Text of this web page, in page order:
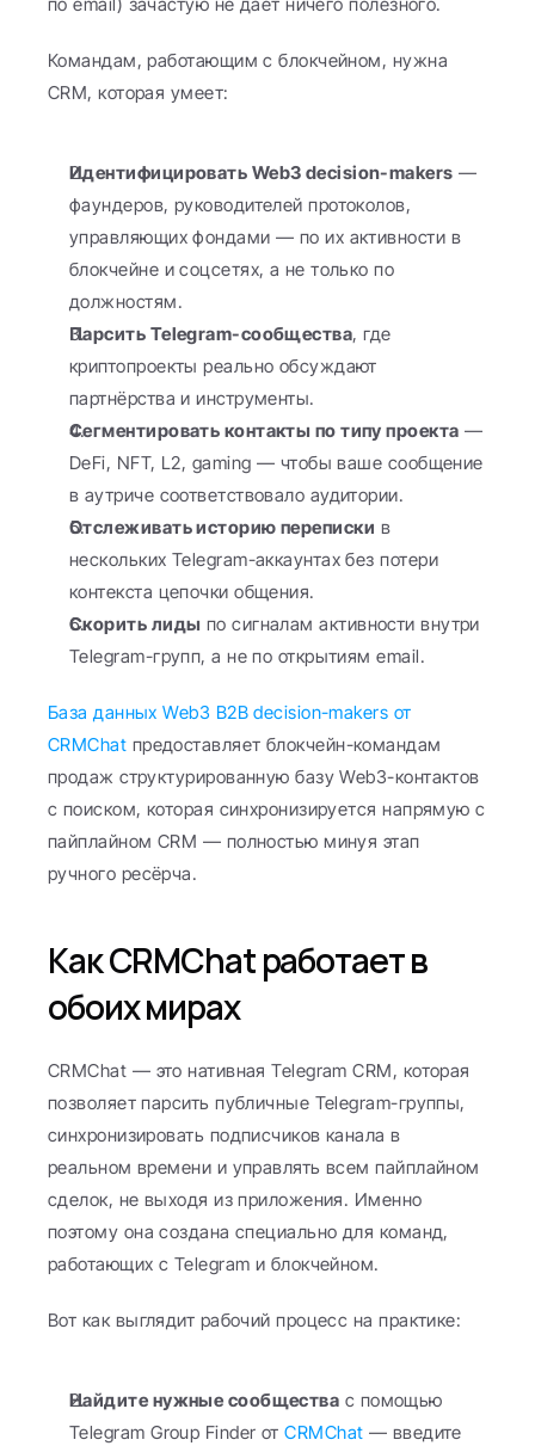
Командам, работающим с блокчейном, нужна
CRM, которая умеет:
Идентифицировать Web3 decision-makers —
фаундеров, руководителей протоколов,
управляющих фондами — по их активности в
блокчейне и соцсетях, а не только по
должностям.
Парсить Telegram-сообщества, где
криптопроекты реально обсуждают
партнёрства и инструменты.
Сегментировать контакты по типу проекта —
DeFi, NFT, L2, gaming — чтобы ваше сообщение
в аутриче соответствовало аудитории.
Отслеживать историю переписки в
нескольких Telegram-аккаунтах без потери
контекста цепочки общения.
Скорить лиды по сигналам активности внутри
Telegram-групп, а не по открытиям email.
База данных Web3 B2B decision-makers от
CRMChat предоставляет блокчейн-командам
продаж структурированную базу Web3-контактов
с поиском, которая синхронизируется напрямую с
пайплайном CRM — полностью минуя этап
ручного ресёрча.
Как CRMChat работает в
обоих мирах
CRMChat — это нативная Telegram CRM, которая
позволяет парсить публичные Telegram-группы,
синхронизировать подписчиков канала в
реальном времени и управлять всем пайплайном
сделок, не выходя из приложения. Именно
поэтому она создана специально для команд,
работающих с Telegram и блокчейном.
Вот как выглядит рабочий процесс на практике:
Найдите нужные сообщества с помощью
Telegram Group Finder от CRMChat — введите